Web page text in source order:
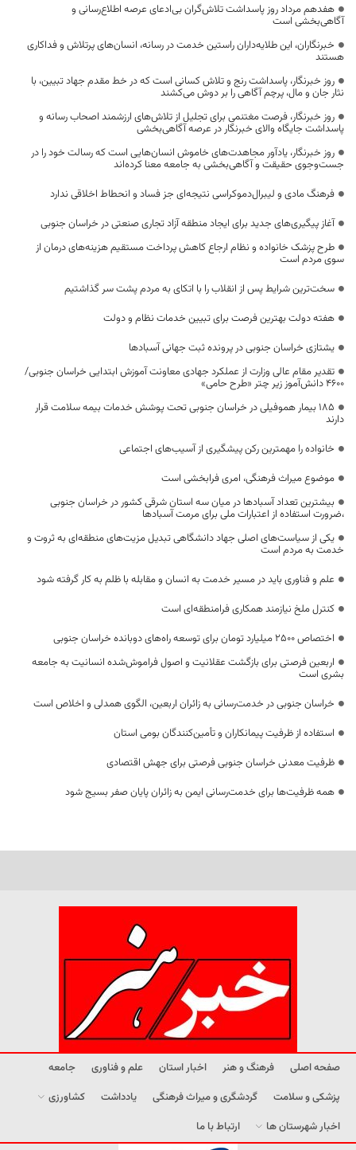
هفدهم مرداد روز پاسداشت تلاش‌گران بی‌ادعای عرصه اطلاع‌رسانی و
آگاهی‌بخشی است
خبرنگاران، این طلایه‌داران راستین خدمت در رسانه، انسان‌های پرتلاش و فداکاری
هستند
روز خبرنگار، پاسداشت رنج و تلاش کسانی است که در خط مقدم جهاد تبیین، با
نثار جان و مال، پرچم آگاهی را بر دوش می‌کشند
روز خبرنگار، فرصت مغتنمی برای تجلیل از تلاش‌های ارزشمند اصحاب رسانه و
پاسداشت جایگاه والای خبرنگار در عرصه آگاهی‌بخشی
روز خبرنگار، یادآور مجاهدت‌های خاموش انسان‌هایی است که رسالت خود را در
جست‌وجوی حقیقت و آگاهی‌بخشی به جامعه معنا کرده‌اند
فرهنگ مادی و لیبرال‌دموکراسی نتیجه‌ای جز فساد و انحطاط اخلاقی ندارد
آغاز پیگیری‌های جدید برای ایجاد منطقه آزاد تجاری صنعتی در خراسان جنوبی
طرح پزشک خانواده و نظام ارجاع کاهش پرداخت مستقیم هزینه‌های درمان از
سوی مردم است
سخت‌ترین شرایط پس از انقلاب را با اتکای به مردم پشت سر گذاشتیم
هفته دولت بهترین فرصت برای تبیین خدمات نظام و دولت
یشتازی خراسان جنوبی در پرونده ثبت جهانی آسبادها
تقدیر مقام عالی وزارت از عملکرد جهادی معاونت آموزش ابتدایی خراسان جنوبی/
۴۶۰۰ دانش‌آموز زیر چتر «طرح حامی»
۱۸۵ بیمار هموفیلی در خراسان جنوبی تحت پوشش خدمات بیمه سلامت قرار
دارند
خانواده را مهمترین رکن پیشگیری از آسیب‌های اجتماعی
موضوع میراث فرهنگی، امری فرابخشی است
بیشترین تعداد آسبادها در میان سه استان شرقی کشور در خراسان جنوبی
،ضرورت استفاده از اعتبارات ملی برای مرمت آسبادها
یکی از سیاست‌های اصلی جهاد دانشگاهی تبدیل مزیت‌های منطقه‌ای به ثروت و
خدمت به مردم است
علم و فناوری باید در مسیر خدمت به انسان و مقابله با ظلم به کار گرفته شود
کنترل ملخ نیازمند همکاری فرامنطقه‌ای است
اختصاص 2500 میلیارد تومان برای توسعه راه‌های دوبانده خراسان جنوبی
اربعین فرصتی برای بازگشت عقلانیت و اصول فراموش‌شده انسانیت به جامعه
بشری است
خراسان جنوبی در خدمت‌رسانی به زائران اربعین، الگوی همدلی و اخلاص است
استفاده از ظرفیت پیمانکاران و تأمین‌کنندگان بومی استان
ظرفیت معدنی خراسان جنوبی فرصتی برای جهش اقتصادی
همه ظرفیت‌ها برای خدمت‌رسانی ایمن به زائران پایان صفر بسیج شود
صفحه اصلی فرهنگ و هنر اخبار استان علم و فناوری
جامعه
پزشکی و سلامت
گردشگری و میراث فرهنگی یادداشت
کشاورزی
اخبار شهرستان ها
ارتباط با ما